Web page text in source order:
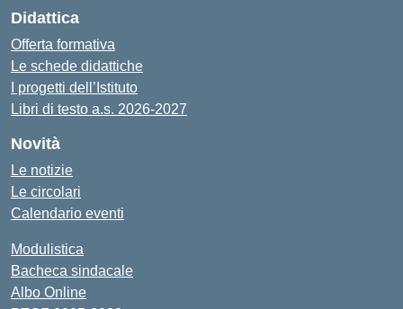
Didattica
Offerta formativa
Le schede didattiche
I progetti dell’Istituto
Libri di testo a.s. 2026-2027
Novità
Le notizie
Le circolari
Calendario eventi
Modulistica
Bacheca sindacale
Albo Online